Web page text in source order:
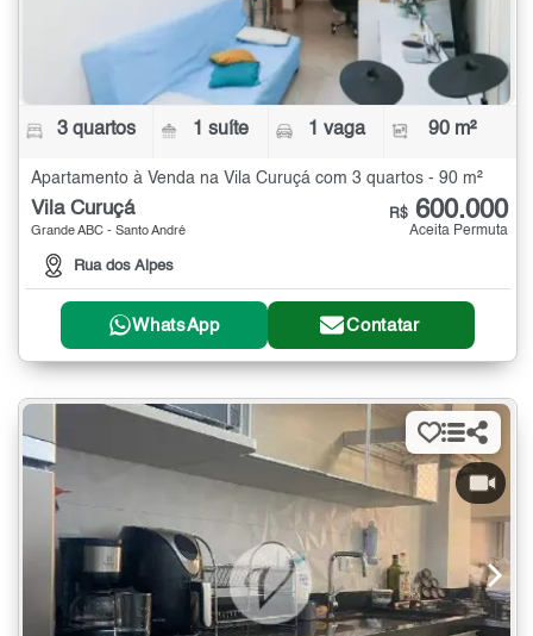
3 quartos 1 suíte 1 vaga 90 m²
Apartamento à Venda na Vila Curuçá com 3 quartos - 90 m²
Vila Curuçá
Grande ABC - Santo André
Rua dos Alpes
R$ 600.000
Aceita Permuta
WhatsApp Contatar